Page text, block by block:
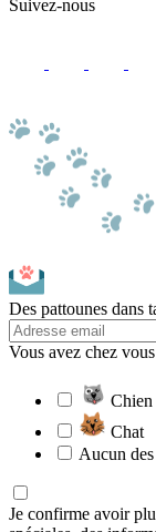
Suivez-nous
Des pattounes dans
Vous avez chez
Chien
Chat
Aucun
Je confirme avoir